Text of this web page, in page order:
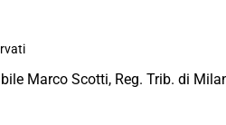
Marco Scotti, Reg. Trib. di